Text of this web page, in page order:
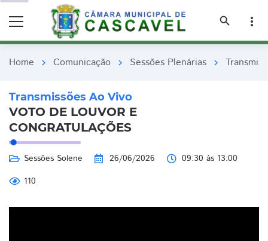
search
more_vert
Home chevron_right Comunicação chevron_right Sessões Plenárias chevron_right
Transmissões Ao Vivo
VOTO DE LOUVOR E
CONGRATULAÇÕES
Sessões Solene 26/06/2026
09:30 às 13:00
110